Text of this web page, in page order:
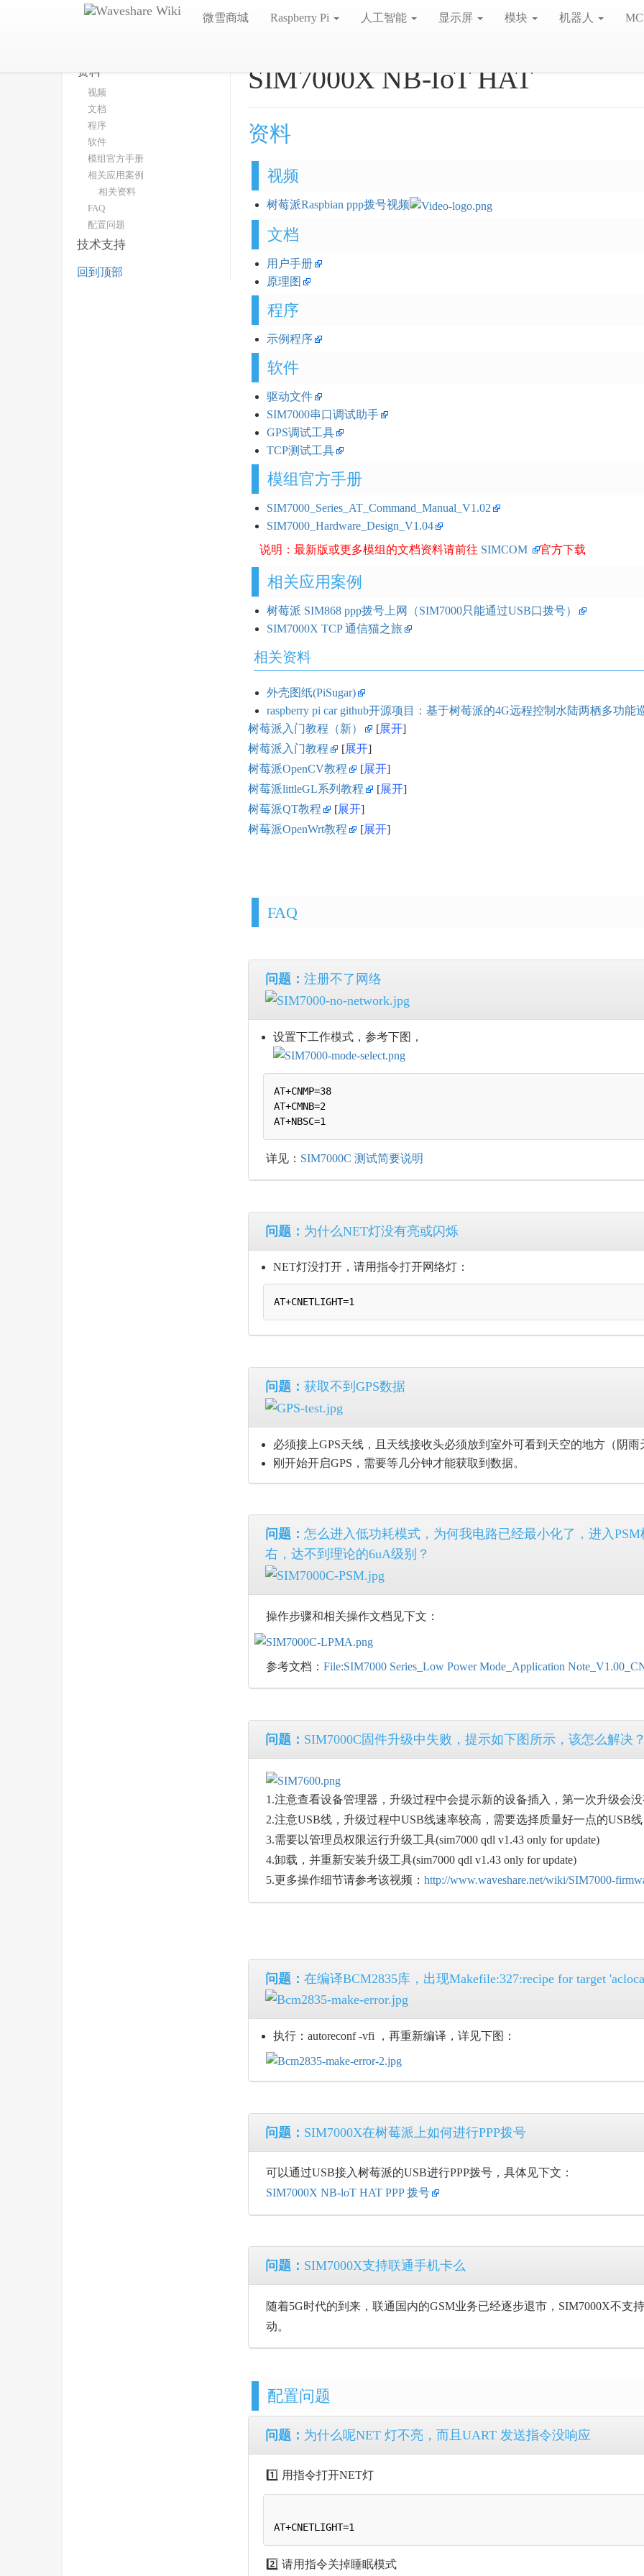
微雪商城 Raspberry Pi 人工智能 显示屏 模块 机器人
SIM7000X NB-IoT HAT
资料
视频
树莓派Raspbian ppp拨号视频
文档
用户手册
原理图
程序
示例程序
软件
驱动文件
SIM7000串口调试助手
GPS调试工具
TCP测试工具
模组官方手册
SIM7000_Series_AT_Command_Manual_V1.02
SIM7000_Hardware_Design_V1.04
说明：最新版或更多模组的文档资料请前往 SIMCOM 官方下载
相关应用案例
树莓派 SIM868 ppp拨号上网（SIM7000只能通过USB口拨号）
SIM7000X TCP 通信猫之旅
相关资料
外壳图纸(PiSugar)
raspberry pi car github开源项目：基于树莓派的4G远程控制水陆两栖多功能
展开
树莓派入门教程（新）
展开
树莓派入门教程
展开
树莓派OpenCV教程
展开
树莓派littleGL系列教程
展开
树莓派QT教程
展开
树莓派OpenWrt教程
FAQ
问题： 注册不了网络
设置下工作模式，参考下图，
AT+CNMP=38
AT+CMNB=2
详见： SIM7000C 测试简要说明
问题： 为什么NET灯没有亮或闪烁
NET灯没打开，请用指令打开网络灯：
AT+CNETLIGHT=1
问题： 获取不到GPS数据
必须接上GPS天线，且天线接收头必须放到室外可看到天空的地方（阴雨
刚开始开启GPS，需要等几分钟才能获取到数据。
问题： 怎么进入低功耗模式，为何我电路已经最小化了，进入
右，达不到理论的6uA级别？
操作步骤和相关操作文档见下文：
参考文档： File:SIM7000 Series_Low Power Mode_Application
问题： SIM7000C固件升级中失败，提示如下图所示，该怎么解决
1.注意查看设备管理器，升级过程中会提示新的设备插入，第一次升级会
2.注意USB线，升级过程中USB线速率较高，需要选择质量好一点的USB
3.需要以管理员权限运行升级工具(sim7000 qdl v1.43 only for update)
4.卸载，并重新安装升级工具(sim7000 qdl v1.43 only for update)
5.更多操作细节请参考该视频： http://www.waveshare.net/wiki/SIM7000-
问题： 在编译BCM2835库，出现Makefile:327:recipe for target
执行：autoreconf -vfi ，再重新编译，详见下图：
问题： SIM7000X在树莓派上如何进行PPP拨号
可以通过USB接入树莓派的USB进行PPP拨号，具体见下文：
SIM7000X NB-loT HAT PPP 拨号
问题： SIM7000X支持联通手机卡么
随着5G时代的到来，联通国内的GSM业务已经逐步退市，SIM7000X不支
动。
配置问题
问题： 为什么呢NET 灯不亮，而且UART 发送指令没响应
1️⃣ 用指令打开NET灯
2️⃣ 请用指令关掉睡眠模式
资料
视频
文档
程序
软件
模组官方手册
相关应用案例
相关资料
FAQ
配置问题
技术支持
回到顶部